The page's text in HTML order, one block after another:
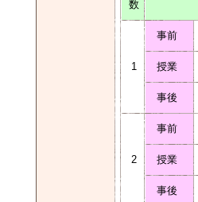
数
1
事前
授業
事後
2
事前
授業
事後